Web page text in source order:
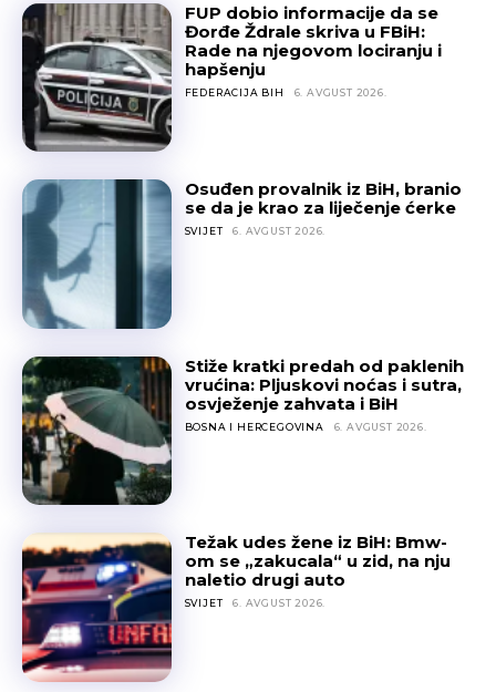
FUP dobio informacije da se
Đorđe Ždrale skriva u FBiH:
Rade na njegovom lociranju i
hapšenju
FEDERACIJA BIH 6. AVGUST 2026.
Osuđen provalnik iz BiH, branio
se da je krao za liječenje ćerke
SVIJET 6. AVGUST 2026.
Stiže kratki predah od paklenih
vrućina: Pljuskovi noćas i sutra,
osvježenje zahvata i BiH
BOSNA I HERCEGOVINA 6. AVGUST 2026.
Težak udes žene iz BiH: Bmw-
om se „zakucala“ u zid, na nju
naletio drugi auto
SVIJET 6. AVGUST 2026.